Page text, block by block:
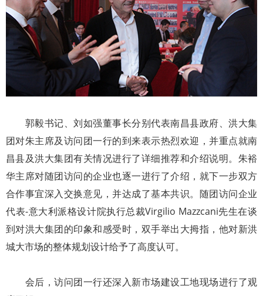
郭毅书记、刘如强董事长分别代表南昌县政府、洪大集
团对朱主席及访问团一行的到来表示热烈欢迎，并重点就南
昌县及洪大集团有关情况进行了详细推荐和介绍说明。朱裕
华主席对随团访问的企业也逐一进行了介绍，就下一步双方
合作事宜深入交换意见，并达成了基本共识。随团访问企业
代表-意大利派格设计院执行总裁Virgilio Mazzcani先生在谈
到对洪大集团的印象和感受时，双手举出大拇指，他对新洪
城大市场的整体规划设计给予了高度认可。
会后，访问团一行还深入新市场建设工地现场进行了观